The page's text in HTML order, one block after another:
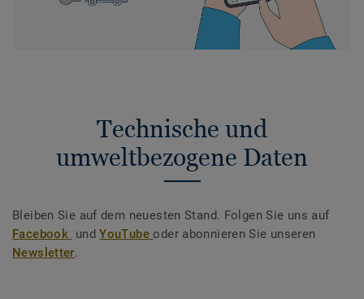
Technische und
umweltbezogene Daten
Bleiben Sie auf dem neuesten Stand. Folgen Sie uns auf
Facebook undYouTubeoder abonnieren Sie unseren
Newsletter.